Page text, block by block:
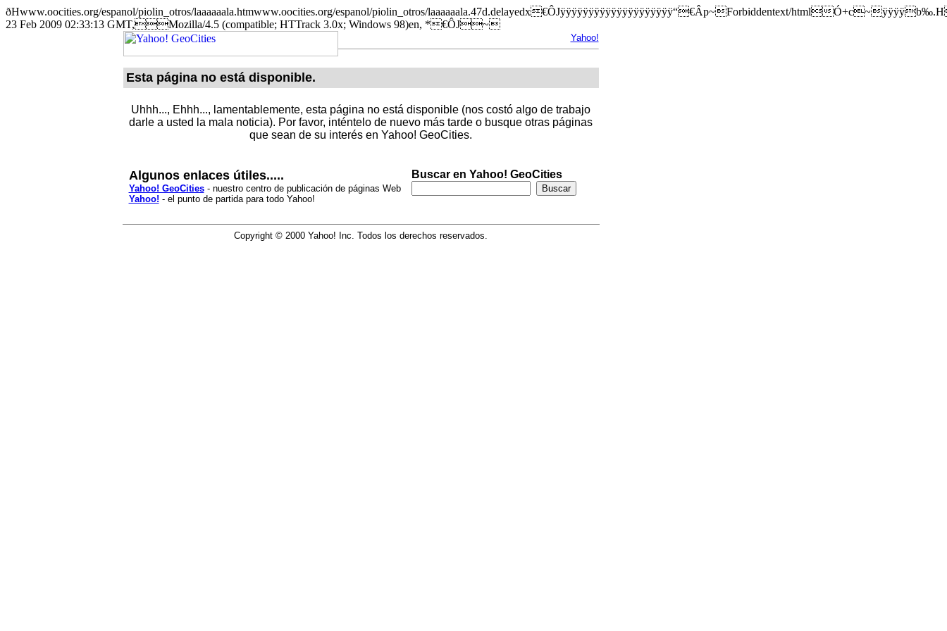
ðHwww.oocities.org/espanol/piolin_otros/laaaaaala.htmwww.oocities.org/espanol/piolin_otros/laaaaaala.47d.delayedx€ÔJÿÿÿÿÿÿÿÿÿÿÿÿÿÿÿÿÿÿÿÿ“€Âp~Forbiddentext/html
23 Feb 2009 02:33:13 GMT,Mozilla/4.5 (compatible; HTTrack 3.0x; Windows 98)en, *€ÔJ~
Yahoo!
Esta página no está disponible.
Uhhh..., Ehhh..., lamentablemente, esta página no está disponible (nos costó algo de trabajo
darle a usted la mala noticia). Por favor, inténtelo de nuevo más tarde o busque otras páginas
que sean de su interés en Yahoo! GeoCities.
Algunos enlaces útiles.....
Yahoo! GeoCities- nuestro centro de publicación de páginas Web
Yahoo! - el punto de partida para todo Yahoo!
Buscar en Yahoo! GeoCities
Copyright © 2000 Yahoo! Inc. Todos los derechos reservados.